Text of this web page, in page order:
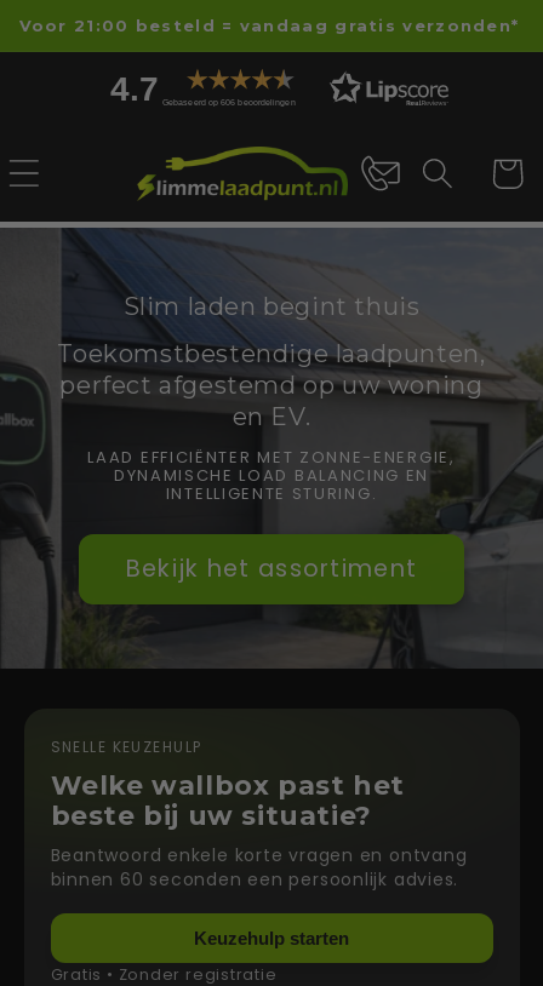
naar de
content
Voor 21:00 besteld = vandaag gratis verzonden*
4.7 Gebaseerd op 606 beoordelingen
Slim laden begint thuis
Toekomstbestendige laadpunten,
perfect afgestemd op uw woning
en EV.
LAAD EFFICIËNTER MET ZONNE-ENERGIE,
DYNAMISCHE LOAD BALANCING EN
INTELLIGENTE STURING.
Bekijk het assortiment
SNELLE KEUZEHULP
Welke wallbox past het
beste bij uw situatie?
Beantwoord enkele korte vragen en ontvang
binnen 60 seconden een persoonlijk advies.
Keuzehulp starten
Gratis • Zonder registratie